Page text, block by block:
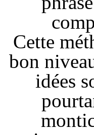
Cette
bon
idées